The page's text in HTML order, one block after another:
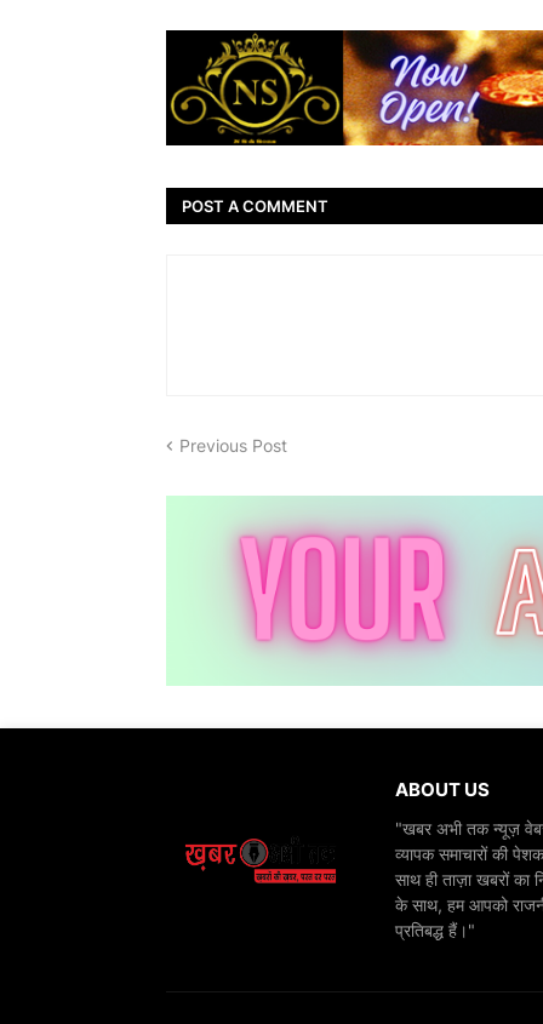
POST A COMMENT
Previous Post
ABOUT US
"खबर अभी तक न्यूज़
व्यापक समाचारों की
साथ ही ताज़ा खबरों का
के साथ, हम आपको
प्रतिबद्ध हैं।"